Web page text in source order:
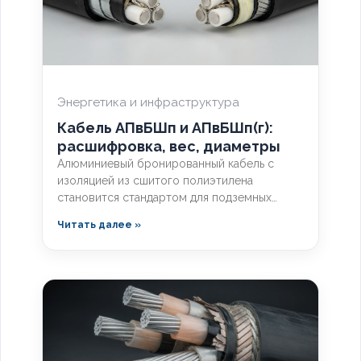
Энергетика и инфраструктура
Кабель АПвБШп и АПвБШп(г):
расшифровка, вес, диаметры
Алюминиевый бронированный кабель с
изоляцией из сшитого полиэтилена
становится стандартом для подземных
герметизированной версией зависит от
отличия, влияние индекса «(г)» на
массогабаритные показатели и правила
подбора под конкретные условия.
Читать далее »